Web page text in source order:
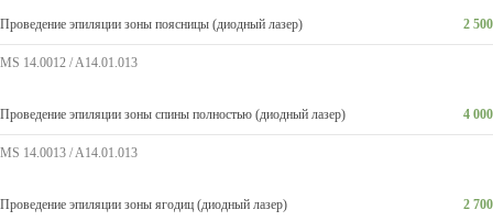
Проведение эпиляции зоны поясницы (диодный лазер) 2 500
MS 14.0012 / A14.01.013
Проведение эпиляции зоны спины полностью (диодный лазер) 4 000
MS 14.0013 / A14.01.013
Проведение эпиляции зоны ягодиц (диодный лазер) 2 700